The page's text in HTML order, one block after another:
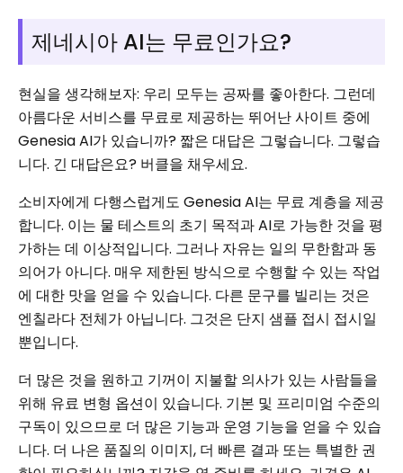
제네시아 AI는 무료인가요?
현실을 생각해보자: 우리 모두는 공짜를 좋아한다. 그런데
아름다운 서비스를 무료로 제공하는 뛰어난 사이트 중에
Genesia AI가 있습니까? 짧은 대답은 그렇습니다. 그렇습
니다. 긴 대답은요? 버클을 채우세요.
소비자에게 다행스럽게도 Genesia AI는 무료 계층을 제공
합니다. 이는 물 테스트의 초기 목적과 AI로 가능한 것을 평
가하는 데 이상적입니다. 그러나 자유는 일의 무한함과 동
의어가 아니다. 매우 제한된 방식으로 수행할 수 있는 작업
에 대한 맛을 얻을 수 있습니다. 다른 문구를 빌리는 것은
엔칠라다 전체가 아닙니다. 그것은 단지 샘플 접시 접시일
뿐입니다.
더 많은 것을 원하고 기꺼이 지불할 의사가 있는 사람들을
위해 유료 변형 옵션이 있습니다. 기본 및 프리미엄 수준의
구독이 있으므로 더 많은 기능과 운영 기능을 얻을 수 있습
니다. 더 나은 품질의 이미지, 더 빠른 결과 또는 특별한 권